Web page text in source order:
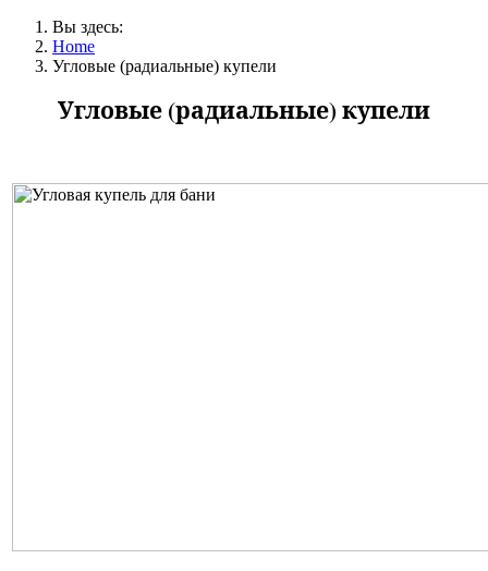
Вы здесь:
Home
Угловые (радиальные) купели
Угловые (радиальные) купели